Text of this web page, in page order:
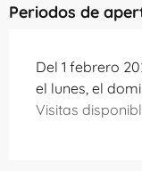
Periodos de
Del 1 febrero
el lunes, el
Visitas